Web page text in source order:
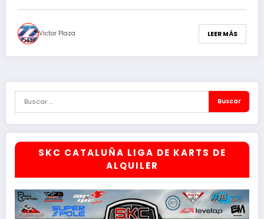
Victor Plaza LEER MÁS
SKC CATALUÑA LIGA DE KARTS DE
ALQUILER